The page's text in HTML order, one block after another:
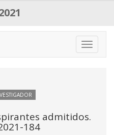
Toggle
admitidos.
184